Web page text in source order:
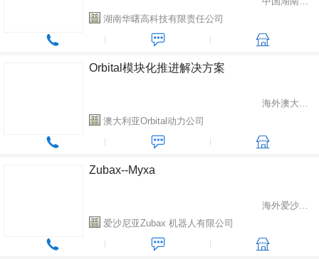
湖南华曙高科技有限责任公司
Orbital模块化推进解决方案
海外澳大利亚
澳大利亚Orbital动力公司
Zubax--Myxa
海外爱沙尼亚
爱沙尼亚Zubax 机器人有限公司